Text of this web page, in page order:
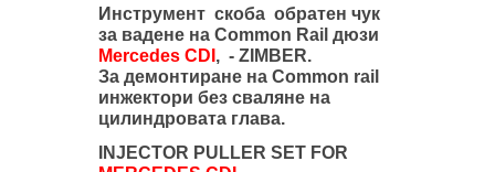
Инструмент скоба обратен чук
за вадене на Common Rail дюзи
Mercedes CDI , - ZIMBER.
За демонтиране на Common rail
инжектори без сваляне на
цилиндровата глава.
INJECTOR PULLER SET FOR